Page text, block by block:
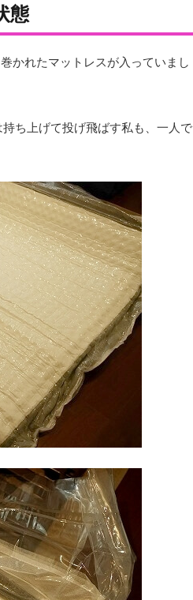
態
かれたマットレスが入っていまし
ち上げて投げ飛ばす私も、一人で